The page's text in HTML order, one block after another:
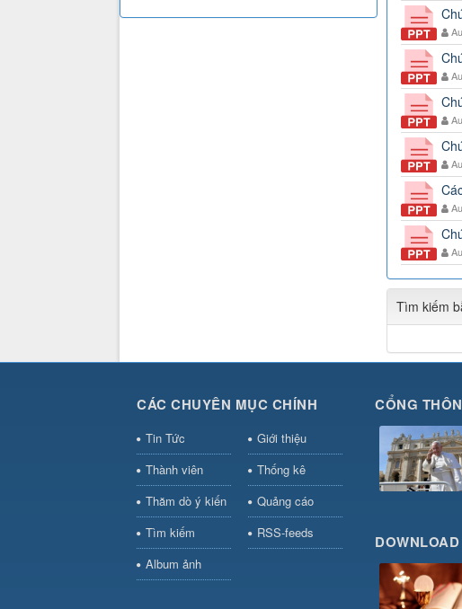
Tìm kiếm
CÁC CHUYÊN MỤC CHÍNH
Tin Tức
Giới thiệu
Thành viên
Thống kê
Thăm dò ý kiến
Quảng cáo
Tìm kiếm
RSS-feeds
Album ảnh
CỔNG